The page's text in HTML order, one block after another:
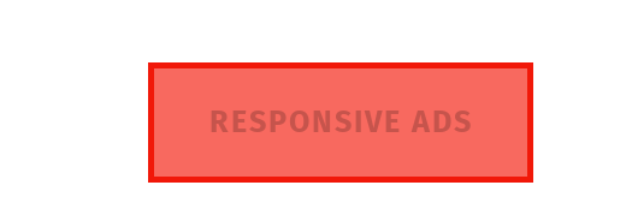
RESPONSIVE ADS